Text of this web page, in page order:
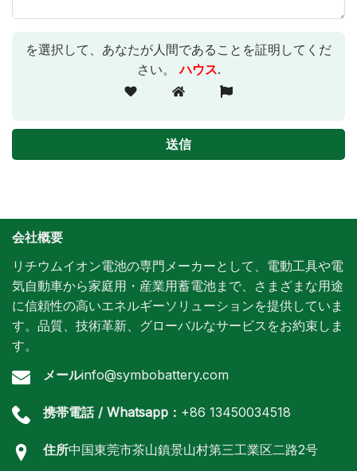
を選択して、あなたが人間であることを証明してくだ
さい。
ハウス.
会社概要
リチウムイオン電池の専門メーカーとして、電動工具や電
気自動車から家庭用・産業用蓄電池まで、さまざまな用途
に信頼性の高いエネルギーソリューションを提供していま
す。品質、技術革新、グローバルなサービスをお約束しま
す。
メールinfo@symbobattery.com
携帯電話 / Whatsapp： +86 13450034518
住所中国東莞市茶山鎮景山村第三工業区二路2号